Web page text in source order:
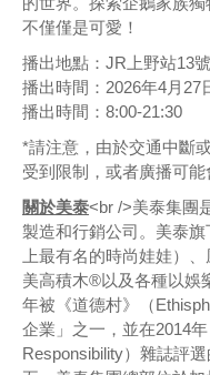
不僅僅是可愛！
播出地點：JR上野站13
播出時間：2026年4月27
播出時間：8:00-21:30
*請注意，由於交通中斷
受到限制，或者廣播可能
關於美泰<br />美泰集團
製造和行銷公司。美泰
上最有名的時尚娃娃）
美高積木®以及各種以娛
年被《道德村》（
企業」之一，並在2014
Responsibility）雜誌評